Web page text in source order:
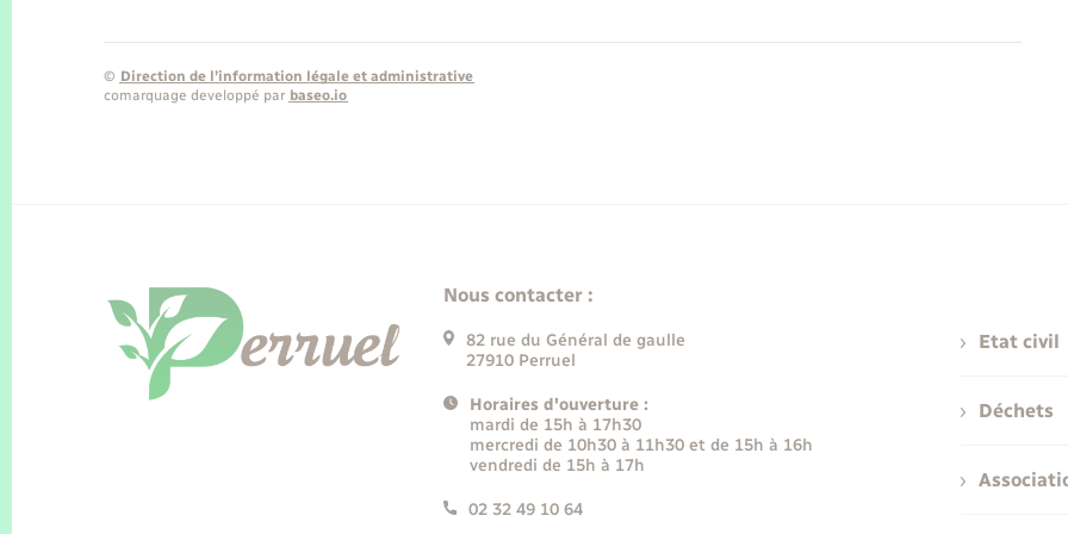
© Direction de l’information légale et administrative
comarquage developpé par baseo.io
Nous contacter :
82 rue du Général de gaulle
27910 Perruel
Horaires d'ouverture :
mardi de 15h à 17h30
mercredi de 10h30 à 11h30 et de 15h à 16h
vendredi de 15h à 17h
02 32 49 10 64
Etat civil
Déchets